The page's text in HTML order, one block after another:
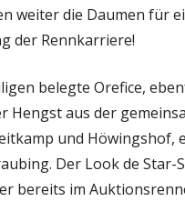
weiter die Daumen für
der Rennkarriere!
belegte Orefice,
Hengst aus der
und Höwingshof,
Der Look de Star-
bereits im